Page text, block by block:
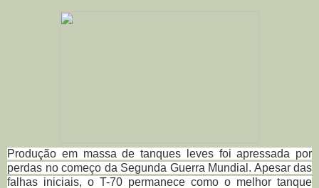
Produção em massa de tanques leves foi apressada por
perdas no começo da Segunda Guerra Mundial. Apesar das
falhas iniciais, o T-70 permanece como o melhor tanque